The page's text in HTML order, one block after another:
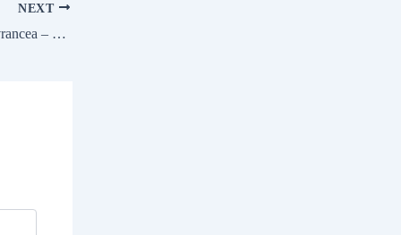
NEXT
Fascinanta Cella Delavrancea – una dintre cele mai complexe şi interesante personalităţi ale culturii româneşti